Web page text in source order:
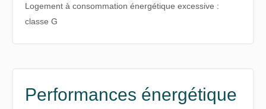
Logement à consommation énergétique excessive :
classe G
Performances énergétique